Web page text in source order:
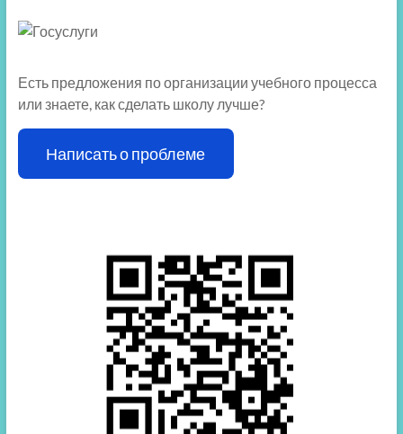
Есть предложения по организации учебного процесса
или знаете, как сделать школу лучше?
Написать о проблеме